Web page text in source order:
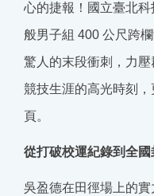
心的捷報！國立臺北科
般男子組 400 公尺跨
驚人的末段衝刺，力壓
競技生涯的高光時刻
頁。
從打破校運紀錄到全
吳盈德在田徑場上的